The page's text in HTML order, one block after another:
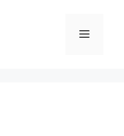
Meniu